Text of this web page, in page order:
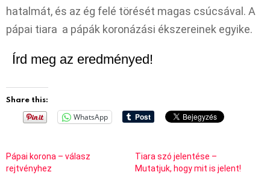
hatalmát, és az ég felé törését magas csúcsával. A
pápai tiara a pápák koronázási ékszereinek egyike.
Írd meg az eredményed!
Share this:
WhatsApp
Pápai korona – válasz
rejtvényhez
Tiara szó jelentése –
Mutatjuk, hogy mit is jelent!